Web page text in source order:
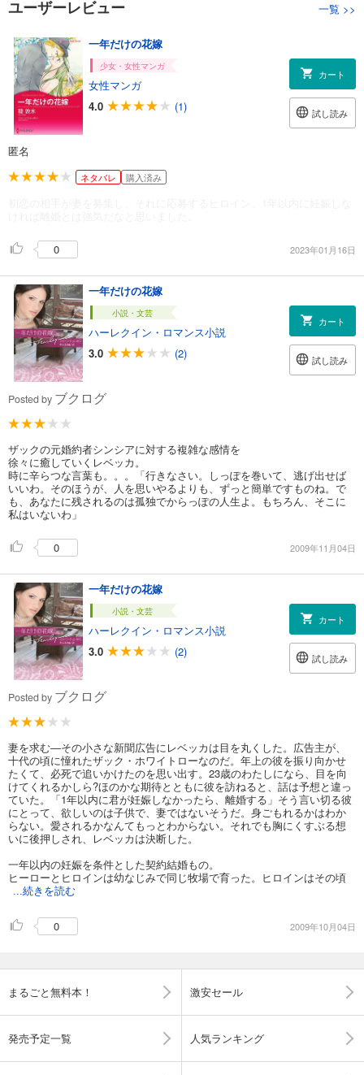
ユーザーレビュー 一覧 >>
一年だけの花嫁
少女・女性マンガ
女性マンガ
4.0
(1)
カート
試し読み
匿名
ネタバレ 購入済み
0 2023年01月16日
一年だけの花嫁
小説・文芸
ハーレクイン・ロマンス小説
3.0
(2)
カート
試し読み
Posted by ブクログ
ザックの元婚約者シンシアに対する複雑な感情を
徐々に癒していくレベッカ。
時に辛らつな言葉も。。。「行きなさい。しっぽを巻いて、逃げ出せば
いいわ。そのほうが、人を思いやるよりも、ずっと簡単ですものね。で
も、あなたに残されるのは孤独でからっぽの人生よ。もちろん、そこに
私はいないわ」
0 2009年11月04日
一年だけの花嫁
小説・文芸
ハーレクイン・ロマンス小説
3.0
(2)
カート
試し読み
Posted by ブクログ
妻を求む―その小さな新聞広告にレベッカは目を丸くした。広告主が、
十代の頃に憧れたザック・ホワイトローなのだ。年上の彼を振り向かせ
たくて、必死で追いかけたのを思い出す。23歳のわたしになら、目を向
けてくれるかしら?ほのかな期待とともに彼を訪ねると、話は予想と違っ
ていた。「1年以内に君が妊娠しなかったら、離婚する」そう言い切る彼
にとって、欲しいのは子供で、妻ではないそうだ。身ごもれるかはわか
らない。愛されるかなんてもっとわからない。それでも胸にくすぶる想
いに後押しされ、レベッカは決断した。
一年以内の妊娠を条件とした契約結婚もの。
ヒーローとヒロインは幼なじみで同じ牧場で育った。ヒロインはその頃
...続きを読む
0 2009年10月04日
まるごと無料本！ 激安セール
発売予定一覧 人気ランキング